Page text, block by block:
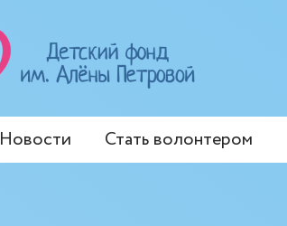
Новости Стать волонтером